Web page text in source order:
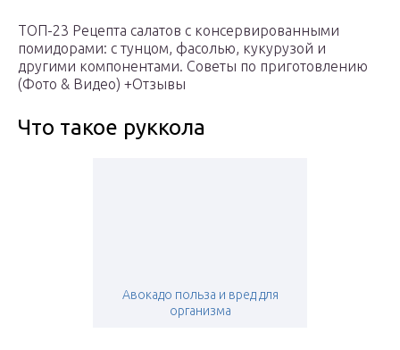
ТОП-23 Рецепта салатов с консервированными
помидорами: с тунцом, фасолью, кукурузой и
другими компонентами. Советы по приготовлению
(Фото & Видео) +Отзывы
Что такое руккола
Авокадо польза и вред для
организма